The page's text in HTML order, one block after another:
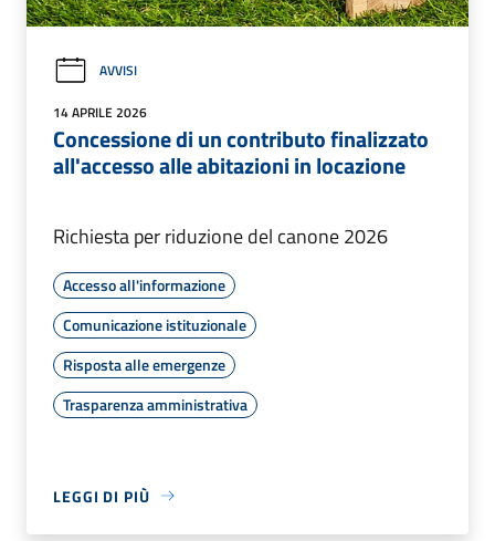
AVVISI
14 APRILE 2026
Concessione di un contributo finalizzato
all'accesso alle abitazioni in locazione
Richiesta per riduzione del canone 2026
Accesso all'informazione
Comunicazione istituzionale
Risposta alle emergenze
Trasparenza amministrativa
LEGGI DI PIÙ